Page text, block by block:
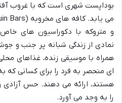
بوداپست شهری است که با غروب
و متروکه با دکوراسیون های خاص
نمادی از زندگی شبانه پر جنب و
همراه با موسیقی زنده، غذاهای
ای منحصر به فرد را برای کسانی که
هستند، ارائه می دهند. حس آزادی
را به وجد می آورد.